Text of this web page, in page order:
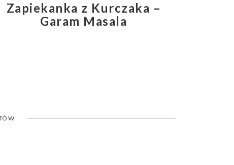
Zapiekanka z Kurczaka –
Garam Masala